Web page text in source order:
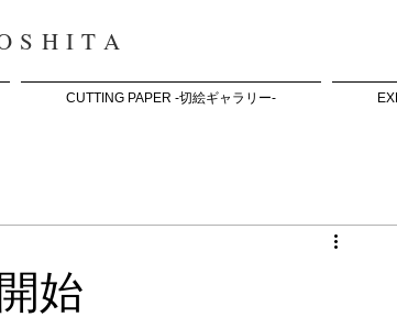
CUTTING PAPER -切絵ギャラリー-
始